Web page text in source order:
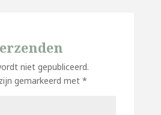
niet gepubliceerd.
gemarkeerd met *